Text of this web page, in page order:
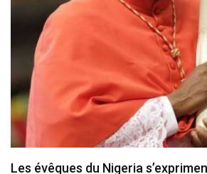
L’État de la Cité du Vatican a été…